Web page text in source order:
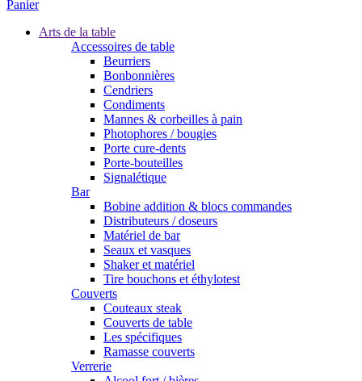
Panier
Arts de la table
Accessoires de table
Beurriers
Bonbonnières
Cendriers
Condiments
Mannes & corbeilles à pain
Photophores / bougies
Porte cure-dents
Porte-bouteilles
Signalétique
Bar
Bobine addition & blocs commandes
Distributeurs / doseurs
Matériel de bar
Seaux et vasques
Shaker et matériel
Tire bouchons et éthylotest
Couverts
Couteaux steak
Couverts de table
Les spécifiques
Ramasse couverts
Verrerie